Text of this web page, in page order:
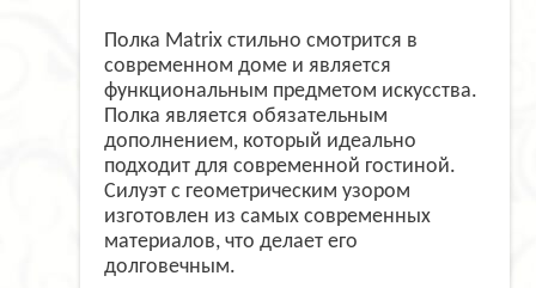
Полка Matrix стильно смотрится в
современном доме и является
функциональным предметом искусства.
Полка является обязательным
дополнением, который идеально
подходит для современной гостиной.
Силуэт с геометрическим узором
изготовлен из самых современных
материалов, что делает его
долговечным.